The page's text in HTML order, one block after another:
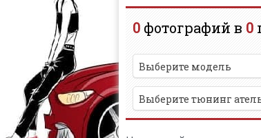
0 фотографий в 0
Выберите модель
Выберите тюнинг